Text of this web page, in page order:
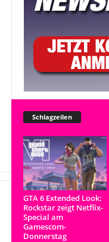
Schlagzeilen
GTA 6 Extended Look:
Rockstar zeigt Netflix-
Special am
Gamescom-
Donnerstag